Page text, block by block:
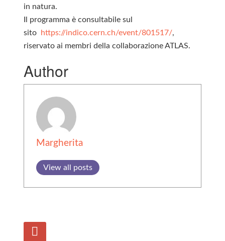
in natura.
Il programma è consultabile sul
sito
https://indico.cern.ch/event/801517/,
riservato ai membri della collaborazione ATLAS.
Author
Margherita
View all posts